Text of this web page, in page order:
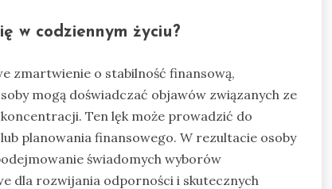
w codziennym życiu?
zmartwienie o stabilność finansową,
mogą doświadczać objawów związanych ze
Ten lęk może prowadzić do
planowania finansowego. W rezultacie osoby
świadomych wyborów
dla rozwijania odporności i skutecznych